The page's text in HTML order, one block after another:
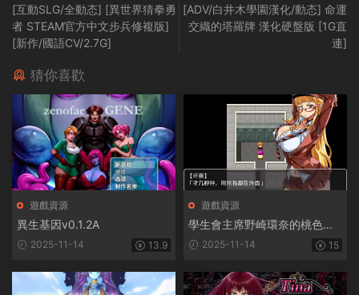
[互動SLG/全動态] [異世界猜拳勇
者 STEAM官方中文步兵修複版]
[新作/國語CV/2.7G]
[ADV/白井木學園漢化/動态] 命運
交織的塔羅牌 漢化硬盤版 [1G直
連]
猜你喜歡
遊戲資源
異生基因v0.1.2A
2025-11-14 13.9
遊戲資源
學生會主席野崎環奈的桃色煩
惱 2025-11-14 15